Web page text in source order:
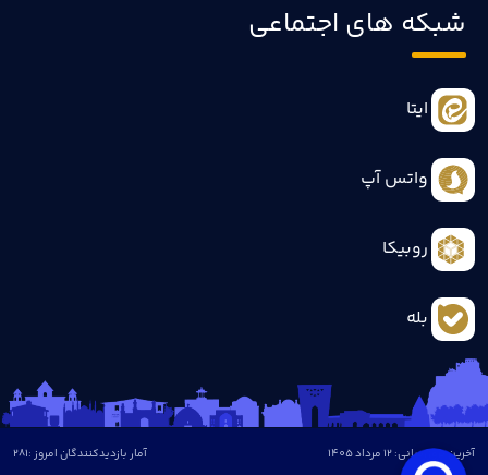
شبکه های اجتماعی
ایتا
واتس آپ
روبیکا
بله
آخرین بروزرسانی: 12 مرداد 1405 آمار بازدیدکنندگان امروز :281